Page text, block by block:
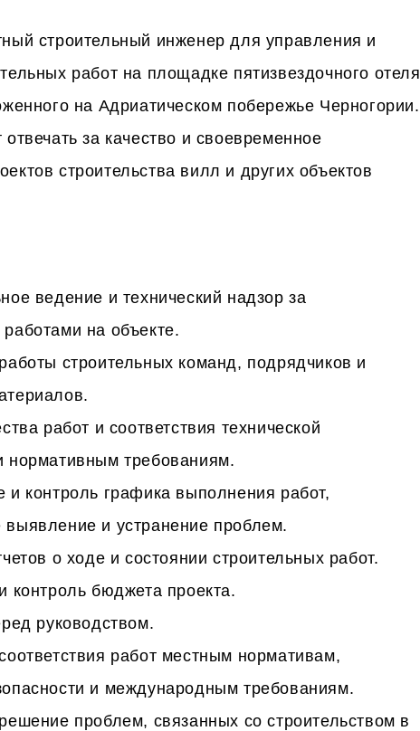
строительный инженер для управления и
работ на площадке пятизвездочного отеля
на Адриатическом побережье Черногории.
отвечать за качество и своевременное
строительства вилл и других объектов
ведение и технический надзор за
на объекте.
строительных команд, подрядчиков и
работ и соответствия технической
нормативным требованиям.
и контроль графика выполнения работ,
выявление и устранение проблем.
о ходе и состоянии строительных работ.
контроль бюджета проекта.
руководством.
работ местным нормативам,
и международным требованиям.
проблем, связанных со строительством в